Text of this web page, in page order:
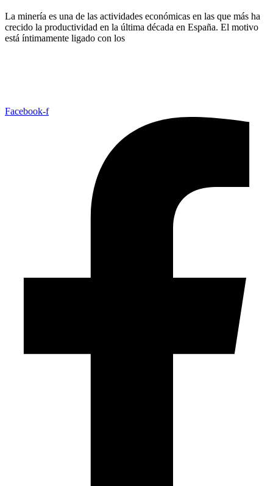
La minería es una de las actividades económicas en las que más ha
crecido la productividad en la última década en España. El motivo
está íntimamente ligado con los
Facebook-f